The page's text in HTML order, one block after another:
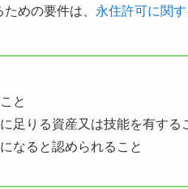
めの要件は、 永住許可に関
と
足りる資産又は技能を有する
なると認められること